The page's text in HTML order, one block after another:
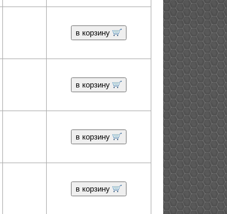
в корзину
в корзину
в корзину
в корзину